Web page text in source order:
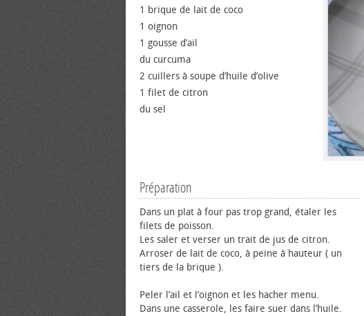
1 brique de lait de coco
1 oignon
1 gousse d’ail
du curcuma
2 cuillers à soupe d’huile d’olive
1 filet de citron
du sel
Préparation
Dans un plat à four pas trop grand, étaler les
filets de poisson.
Les saler et verser un trait de jus de citron.
Arroser de lait de coco, à peine à hauteur ( un
tiers de la brique ).
Peler l’ail et l’oignon et les hacher menu.
Dans une casserole, les faire suer dans l’huile.